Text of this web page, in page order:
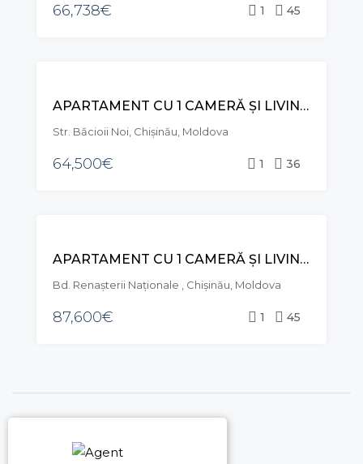
66,738€ 1 45
APARTAMENT CU 1 CAMERĂ ȘI LIVING, STR. BĂCIOII NOI, BOTANICA
Str. Băcioii Noi, Chișinău, Moldova
64,500€ 1 36
APARTAMENT CU 1 CAMERĂ ȘI LIVING, BD. RENAȘTERII NAȚIONALE , RÂȘCANI
Bd. Renașterii Naționale , Chișinău, Moldova
87,600€ 1 45